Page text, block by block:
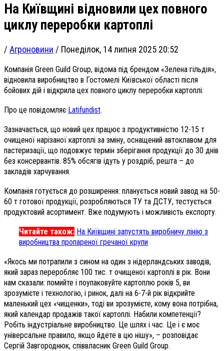
На Київщині відновили цех повного
циклу переробки картоплі
/ Агроновини / Понеділок, 14 липня 2025 20:52
Компанія Green Guild Group, відома під брендом «Зелена гільдія»,
відновила виробництво в Гостомелі Київської області після
бойових дій і відкрила цех повного циклу переробки картоплі.
Про це повідомляє Latifundist.
Зазначається, що новий цех працює з продуктивністю 12-15 т
очищеної нарізаної картоплі за зміну, оснащений автоклавом для
пастеризації, що подовжує термін зберігання продукції до 30 днів
без консервантів. 85% обсягів ідуть у роздріб, решта – до
закладів харчування.
Компанія готується до розширення: планується новий завод на 50-
60 т готової продукції, розробляються ТУ та ДСТУ, тестується
продуктовий асортимент. Вже подумують і можливість експорту.
Читайте також: На Київщині запустять виробничу лінію з
виробництва пропареної гречаної крупи
«Якось ми потрапили з сином на один з нідерландських заводів,
який зараз переробляє 100 тис. т очищеної картоплі в рік. Вони
нам сказали: помийте і поупаковуйте картоплю років 5, ви
зрозумієте і технологію, і ринок, далі на 6-7-й рік відкрийте
маленький цех «чищенки», тоді ви зрозумієте, кому вона потрібна,
який календар продажів такої картоплі. Набили компетенції?
Робіть індустріальне виробництво. Це шлях і час. Це і є моє
універсальне правило, якщо йдете в цю нішу», – розповідає
Сергій Завгороднюк, співвласник Green Guild Group.